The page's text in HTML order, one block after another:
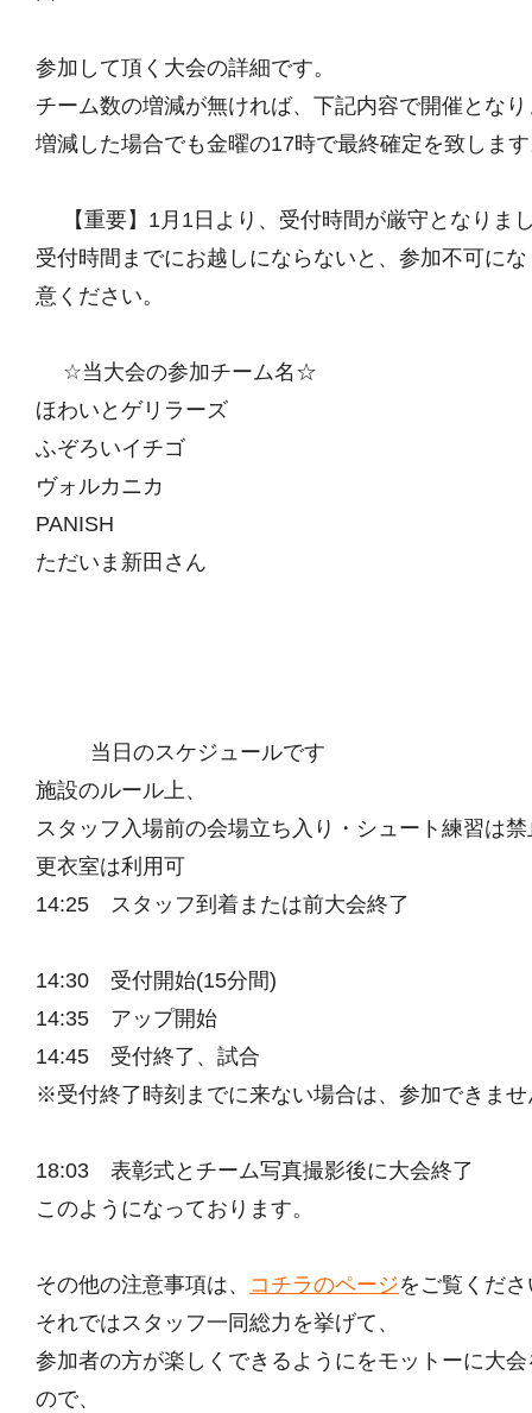
参加して頂く大会の詳細です。
チーム数の増減が無ければ、下記内容で開催とな
増減した場合でも金曜の17時で最終確定を致しま
【重要】1月1日より、受付時間が厳守となり
受付時間までにお越しにならないと、参加不可に
意ください。
☆当大会の参加チーム名☆
ほわいとゲリラーズ
ふぞろいイチゴ
ヴォルカニカ
PANISH
ただいま新田さん
当日のスケジュールです
施設のルール上、
スタッフ入場前の会場立ち入り・シュート練習は
更衣室は利用可
14:25 スタッフ到着または前大会終了
14:30 受付開始(15分間)
14:35 アップ開始
14:45 受付終了、試合
※受付終了時刻までに来ない場合は、参加できませ
18:03 表彰式とチーム写真撮影後に大会終了
このようになっております。
その他の注意事項は、 コチラのページをご覧くだ
それではスタッフ一同総力を挙げて、
参加者の方が楽しくできるようにをモットーに大
ので、